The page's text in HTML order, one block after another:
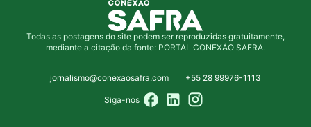
Todas as postagens do site podem ser reproduzidas gratuitamente,
mediante a citação da fonte: PORTAL CONEXÃO SAFRA.
jornalismo@conexaosafra.com +55 28 99976-1113
Siga-nos